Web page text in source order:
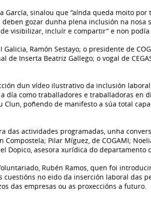
García, sinalou que “aínda queda moito
gozar dunha plena inclusión na nosa
visibilizar, incluír e compartir” e non
Ramón Sestayo; o presidente de
de Inserta Beatriz Gallego; o vogal de
dun vídeo ilustrativo da inclusión
día como traballadores e traballadoras en
Clun, poñendo de manifesto a súa total
das actividades programadas, unha
Pilar Míguez, de COGAMI;
Dopico, asesora xurídica do
Rubén Ramos, quen foi
no eido da inserción laboral das
das empresas ou as proxeccións a futuro.